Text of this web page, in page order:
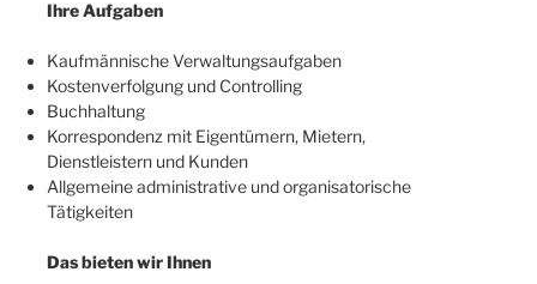
Ihre Aufgaben
Kaufmännische Verwaltungsaufgaben
Kostenverfolgung und Controlling
Buchhaltung
Korrespondenz mit Eigentümern, Mietern,
Dienstleistern und Kunden
Allgemeine administrative und organisatorische
Tätigkeiten
Das bieten wir Ihnen